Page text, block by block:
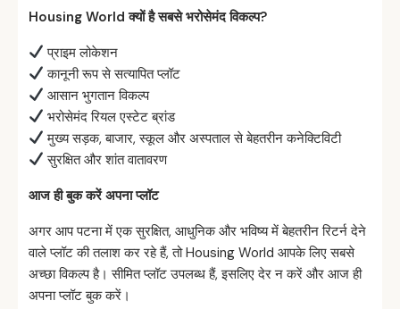
Housing Worldक्योंहैसबसेभरोसेमंदविकल्प?
प्राइम लोकेशन
कानूनी रूप से सत्यापित प्लॉट
आसान भुगतान विकल्प
भरोसेमंद रियल एस्टेट ब्रांड
मुख्य सड़क, बाजार, स्कूल और अस्पताल से बेहतरीन कनेक्टिविटी
सुरक्षित और शांत वातावरण
आजहीबुककरेंअपनाप्लॉट
अगर आप पटना में एक सुरक्षित, आधुनिक और भविष्य में बेहतरीन रिटर्न देने
वाले प्लॉट की तलाश कर रहे हैं, तो Housing World आपके लिए सबसे
अच्छा विकल्प है। सीमित प्लॉट उपलब्ध हैं, इसलिए देर न करें और आज ही
अपना प्लॉट बुक करें।